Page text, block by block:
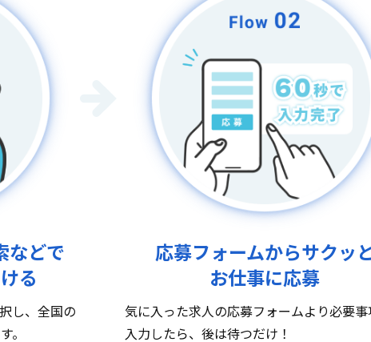
などで
る
し、全国の
。
応募フォームからサクッ
お仕事に応募
気に入った求人の応募フォームより必要事
入力したら、後は待つだけ！